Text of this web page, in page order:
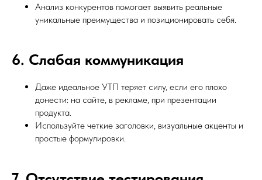
Анализ конкурентов помогает выявить реальные
уникальные преимущества и позиционировать себя.
6. Слабая коммуникация
Даже идеальное УТП теряет силу, если его плохо
донести: на сайте, в рекламе, при презентации
продукта.
Используйте четкие заголовки, визуальные акценты и
простые формулировки.